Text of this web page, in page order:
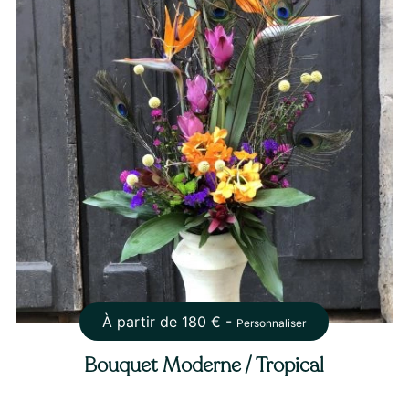
À partir de 180 € - Personnaliser
Bouquet Moderne / Tropical